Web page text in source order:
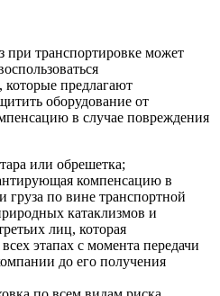
при транспортировке может
предлагают
оборудование от
в случае повреждения
или обрешетка;
компенсацию в
груза по вине транспортной
катаклизмов и
лиц, которая
этапах с момента передачи
до его получения